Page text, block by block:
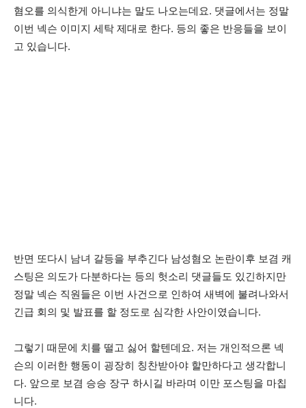
혐오를 의식한게 아니냐는 말도 나오는데요. 댓글에서는 정말
이번 넥슨 이미지 세탁 제대로 한다. 등의 좋은 반응들을 보이
고 있습니다.
반면 또다시 남녀 갈등을 부추긴다 남성혐오 논란이후 보겸 캐
스팅은 의도가 다분하다는 등의 헛소리 댓글들도 있긴하지만
정말 넥슨 직원들은 이번 사건으로 인하여 새벽에 불려나와서
긴급 회의 및 발표를 할 정도로 심각한 사안이였습니다.
그렇기 때문에 치를 떨고 싫어 할텐데요. 저는 개인적으론 넥
슨의 이러한 행동이 굉장히 칭찬받아야 할만하다고 생각합니
다. 앞으로 보겸 승승 장구 하시길 바라며 이만 포스팅을 마칩
니다.